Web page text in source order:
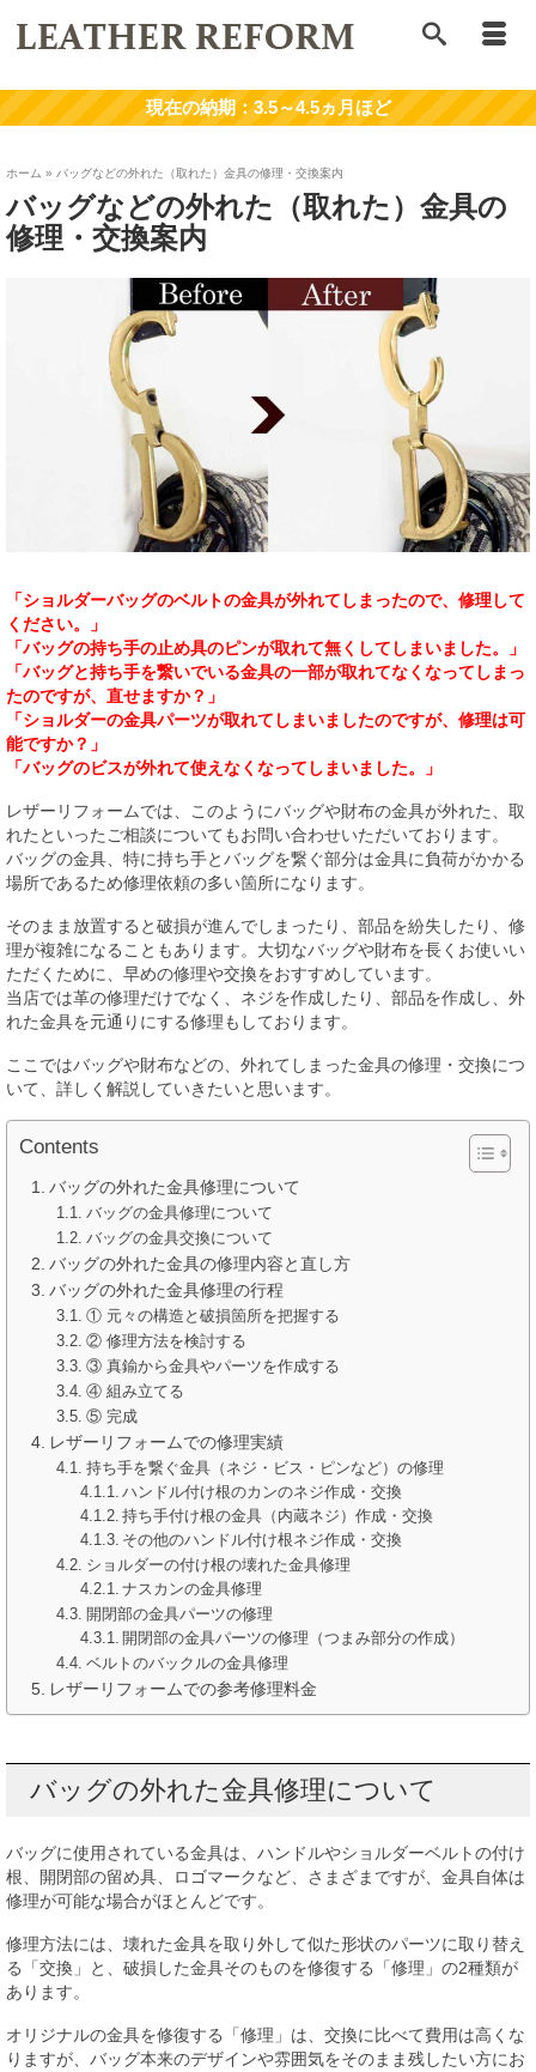
ホーム » バッグなどの外れた（取れた）金具の修理・交換案内
バッグなどの外れた（取れた）金具の
修理・交換案内
「ショルダーバッグのベルトの金具が外れてしまったので、修理して
ください。」
「バッグの持ち手の止め具のピンが取れて無くしてしまいました。」
「バッグと持ち手を繋いでいる金具の一部が取れてなくなってしまっ
たのですが、直せますか？」
「ショルダーの金具パーツが取れてしまいましたのですが、修理は可
能ですか？」
「バッグのビスが外れて使えなくなってしまいました。」
レザーリフォームでは、このようにバッグや財布の金具が外れた、取
れたといったご相談についてもお問い合わせいただいております。
バッグの金具、特に持ち手とバッグを繋ぐ部分は金具に負荷がかかる
場所であるため修理依頼の多い箇所になります。
そのまま放置すると破損が進んでしまったり、部品を紛失したり、修
理が複雑になることもあります。大切なバッグや財布を長くお使いい
ただくために、早めの修理や交換をおすすめしています。
当店では革の修理だけでなく、ネジを作成したり、部品を作成し、外
れた金具を元通りにする修理もしております。
ここではバッグや財布などの、外れてしまった金具の修理・交換につ
いて、詳しく解説していきたいと思います。
Contents
バッグの外れた金具修理について
バッグの金具修理について
バッグの金具交換について
バッグの外れた金具の修理内容と直し方
バッグの外れた金具修理の行程
① 元々の構造と破損箇所を把握する
② 修理方法を検討する
③ 真鍮から金具やパーツを作成する
④ 組み立てる
⑤ 完成
レザーリフォームでの修理実績
持ち手を繋ぐ金具（ネジ・ビス・ピンなど）の修理
ハンドル付け根のカンのネジ作成・交換
持ち手付け根の金具（内蔵ネジ）作成・交換
その他のハンドル付け根ネジ作成・交換
ショルダーの付け根の壊れた金具修理
ナスカンの金具修理
開閉部の金具パーツの修理
開閉部の金具パーツの修理（つまみ部分の作成）
ベルトのバックルの金具修理
レザーリフォームでの参考修理料金
バッグの外れた金具修理について
バッグに使用されている金具は、ハンドルやショルダーベルトの付け
根、開閉部の留め具、ロゴマークなど、さまざまですが、金具自体は
修理が可能な場合がほとんどです。
修理方法には、壊れた金具を取り外して似た形状のパーツに取り替え
る「交換」と、破損した金具そのものを修復する「修理」の2種類が
あります。
オリジナルの金具を修復する「修理」は、交換に比べて費用は高くな
りますが、バッグ本来のデザインや雰囲気をそのまま残したい方にお